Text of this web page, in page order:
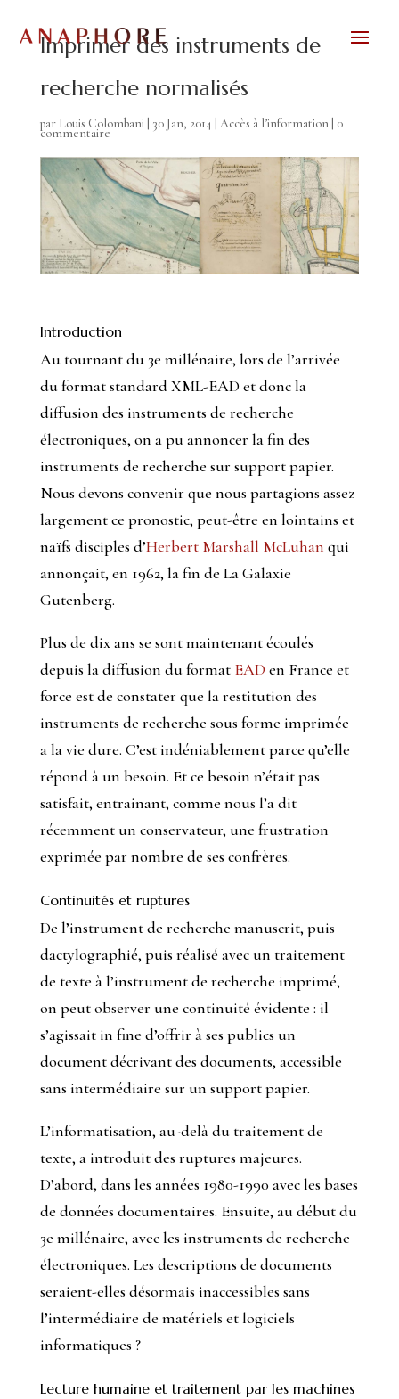
Imprimer des instruments de
recherche normalisés
par Louis Colombani| 30 Jan, 2014 Accès à l’information| 0
commentaire
Introduction
Au tournant du 3e millénaire, lors de l’arrivée
du format standard XML-EAD et donc la
diffusion des instruments de recherche
électroniques, on a pu annoncer la fin des
instruments de recherche sur support papier.
Nous devons convenir que nous partagions assez
largement ce pronostic, peut-être en lointains et
naïfs disciples d’Herbert Marshall McLuhan qui
annonçait, en 1962, la fin de La Galaxie
Gutenberg.
Plus de dix ans se sont maintenant écoulés
depuis la diffusion du format EAD en France et
force est de constater que la restitution des
instruments de recherche sous forme imprimée
a la vie dure. C’est indéniablement parce qu’elle
répond à un besoin. Et ce besoin n’était pas
satisfait, entrainant, comme nous l’a dit
récemment un conservateur, une frustration
exprimée par nombre de ses confrères.
Continuités et ruptures
De l’instrument de recherche manuscrit, puis
dactylographié, puis réalisé avec un traitement
de texte à l’instrument de recherche imprimé,
on peut observer une continuité évidente : il
s’agissait in fine d’offrir à ses publics un
document décrivant des documents, accessible
sans intermédiaire sur un support papier.
L’informatisation, au-delà du traitement de
texte, a introduit des ruptures majeures.
D’abord, dans les années 1980-1990 avec les bases
de données documentaires. Ensuite, au début du
3e millénaire, avec les instruments de recherche
électroniques. Les descriptions de documents
seraient-elles désormais inaccessibles sans
l’intermédiaire de matériels et logiciels
informatiques ?
Lecture humaine et traitement par les machines